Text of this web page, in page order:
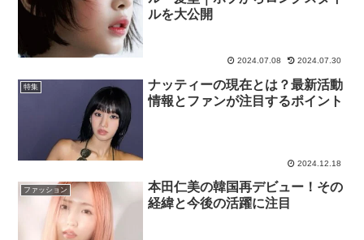
ルを大公開
2024.07.08 2024.07.30
特集
ナッティーの現在とは？最新活動
情報とファンが注目するポイント
2024.12.18
ファッション
本田仁美の韓国再デビュー！その
経緯と今後の活躍に注目